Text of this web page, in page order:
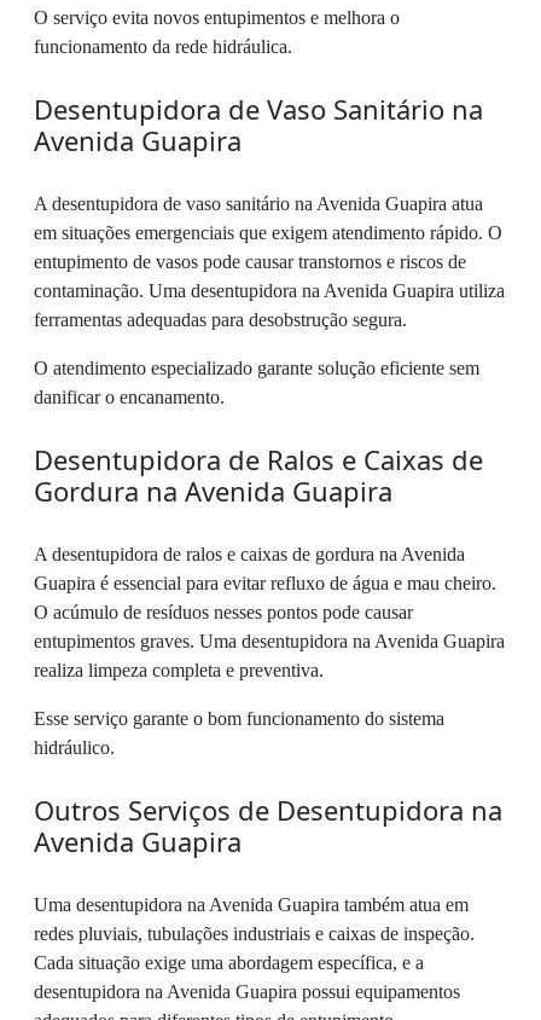
O serviço evita novos entupimentos e melhora o
funcionamento da rede hidráulica.
Desentupidora de Vaso Sanitário na
Avenida Guapira
A desentupidora de vaso sanitário na Avenida Guapira atua
em situações emergenciais que exigem atendimento rápido. O
entupimento de vasos pode causar transtornos e riscos de
contaminação. Uma desentupidora na Avenida Guapira utiliza
ferramentas adequadas para desobstrução segura.
O atendimento especializado garante solução eficiente sem
danificar o encanamento.
Desentupidora de Ralos e Caixas de
Gordura na Avenida Guapira
A desentupidora de ralos e caixas de gordura na Avenida
Guapira é essencial para evitar refluxo de água e mau cheiro.
O acúmulo de resíduos nesses pontos pode causar
entupimentos graves. Uma desentupidora na Avenida Guapira
realiza limpeza completa e preventiva.
Esse serviço garante o bom funcionamento do sistema
hidráulico.
Outros Serviços de Desentupidora na
Avenida Guapira
Uma desentupidora na Avenida Guapira também atua em
redes pluviais, tubulações industriais e caixas de inspeção.
Cada situação exige uma abordagem específica, e a
desentupidora na Avenida Guapira possui equipamentos